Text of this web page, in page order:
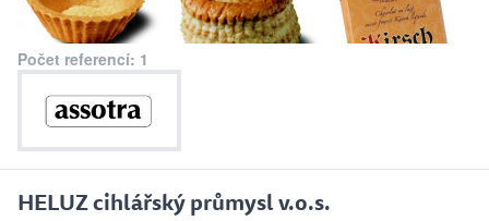
Počet referencí: 1
HELUZ cihlářský průmysl v.o.s.